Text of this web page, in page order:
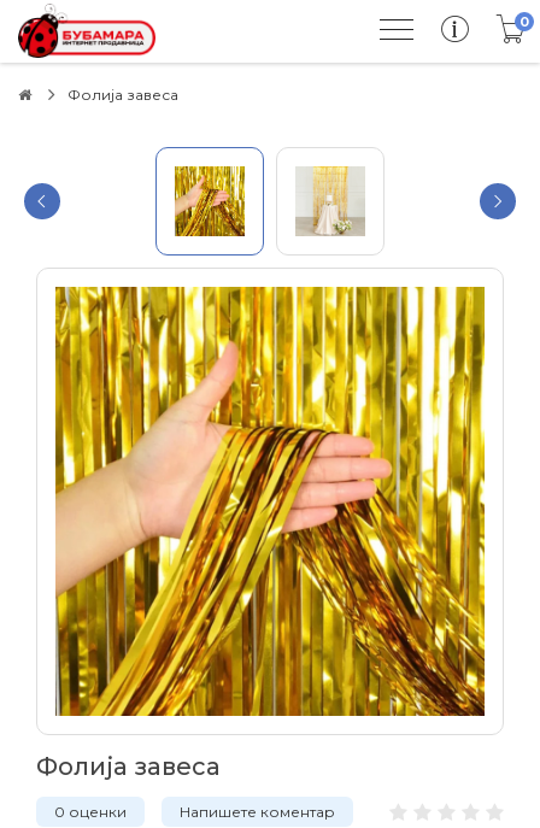
0
Фолија завеса
Фолија завеса
0 оценки Напишете коментар